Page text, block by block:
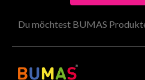
Du möchtest BUMAS